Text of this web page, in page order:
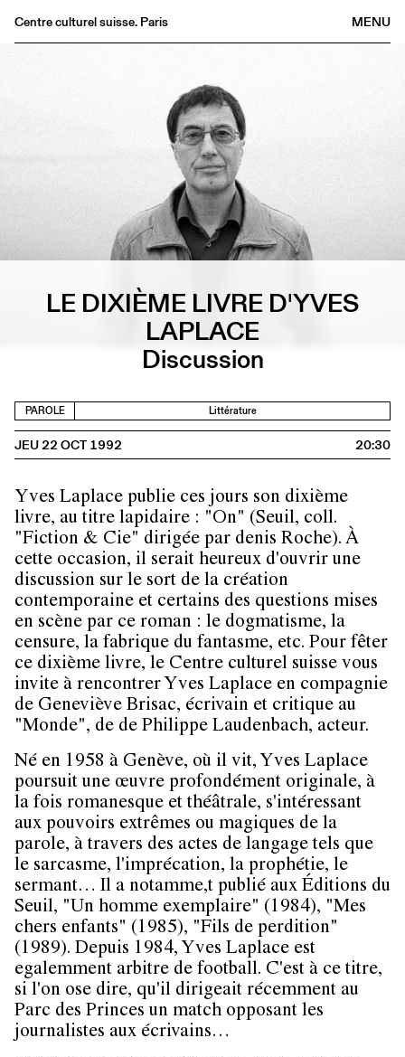
MENU
Centre culturel suisse. Paris
Informations
FR/EN
LE DIXIÈME LIVRE D'YVES
LAPLACE
Discussion
PAROLE Littérature
JEU 22 OCT 1992 20:30
Yves Laplace publie ces jours son dixième
livre, au titre lapidaire : "On" (Seuil, coll.
"Fiction & Cie" dirigée par denis Roche). À
cette occasion, il serait heureux d'ouvrir une
discussion sur le sort de la création
contemporaine et certains des questions mises
en scène par ce roman : le dogmatisme, la
censure, la fabrique du fantasme, etc. Pour fêter
ce dixième livre, le Centre culturel suisse vous
invite à rencontrer Yves Laplace en compagnie
de Geneviève Brisac, écrivain et critique au
"Monde", de de Philippe Laudenbach, acteur.
Né en 1958 à Genève, où il vit, Yves Laplace
poursuit une œuvre profondément originale, à
la fois romanesque et théâtrale, s'intéressant
aux pouvoirs extrêmes ou magiques de la
parole, à travers des actes de langage tels que
le sarcasme, l'imprécation, la prophétie, le
sermant… Il a notamme,t publié aux Éditions du
Seuil, "Un homme exemplaire" (1984), "Mes
chers enfants" (1985), "Fils de perdition"
(1989). Depuis 1984, Yves Laplace est
egalemment arbitre de football. C'est à ce titre,
si l'on ose dire, qu'il dirigeait récemment au
Parc des Princes un match opposant les
journalistes aux écrivains…